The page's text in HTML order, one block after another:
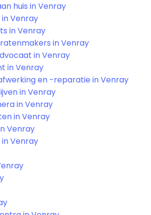
huis in Venray
Venray
in Venray
in Venray
in Venray
in Venray
en -reparatie in Venray
in Venray
in Venray
in Venray
Venray
Venray